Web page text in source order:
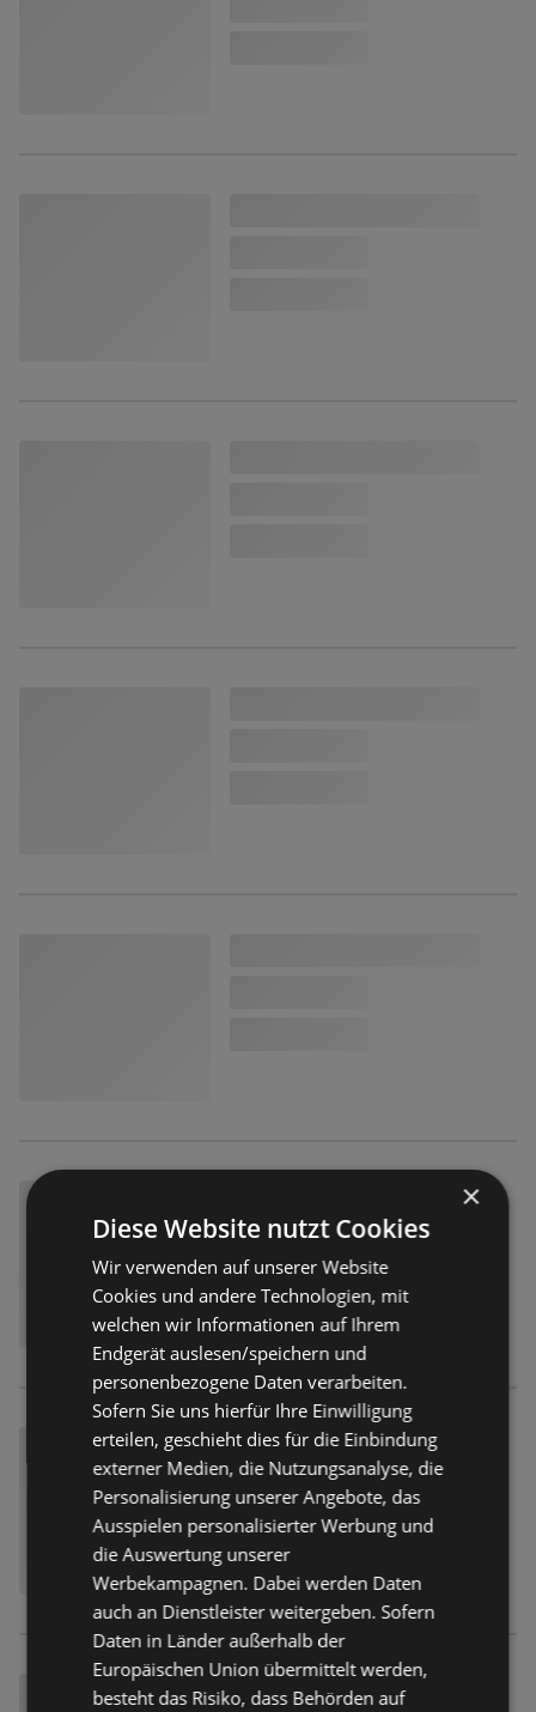
×
Diese Website nutzt Cookies
Wir verwenden auf unserer Website
Cookies und andere Technologien, mit
welchen wir Informationen auf Ihrem
Endgerät auslesen/speichern und
personenbezogene Daten verarbeiten.
Sofern Sie uns hierfür Ihre Einwilligung
erteilen, geschieht dies für die Einbindung
externer Medien, die Nutzungsanalyse, die
Personalisierung unserer Angebote, das
Ausspielen personalisierter Werbung und
die Auswertung unserer
Werbekampagnen. Dabei werden Daten
auch an Dienstleister weitergeben. Sofern
Daten in Länder außerhalb der
Europäischen Union übermittelt werden,
besteht das Risiko, dass Behörden auf